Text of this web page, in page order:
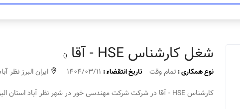
شغل کارشناس HSE - آقا ()
نوع همکاری : تمام وقت تاریخ انتقضاء :
ایران البرز نظر
کارشناس HSE - آقا در شرکت شرکت مهندسی خور در شهر نظر آباد استان البرز